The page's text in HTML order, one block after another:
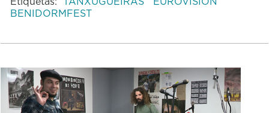
BENIDORMFEST